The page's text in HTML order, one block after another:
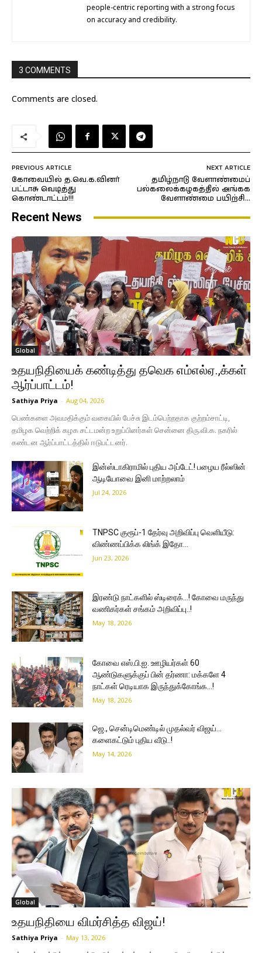
people-centric reporting with a strong focus
on accuracy and credibility.
3 COMMENTS
Comments are closed.
PREVIOUS ARTICLE
கோவையில் த.வெ.க.வினர்
பட்டாசு வெடித்து
கொண்டாட்டம்!!!
NEXT ARTICLE
தமிழ்நாடு வேளாண்மைப்
பல்கலைக்கழகத்தில் அங்கக
வேளாண்மை பயிற்சி…
Recent News
Global
உதயநிதியைக் கண்டித்து தவெக எம்எல்ஏ.,க்கள்
ஆர்ப்பாட்டம்!
Sathiya Priya - Aug 04, 2026
பெண்களை அவமதிக்கும் வகையில் பேச்சு இடம்பெற்றதாக குற்றம்சாட்டி,
தமிழக வெற்றிக் கழக சட்டமன்ற உறுப்பினர்கள் சென்னை திரு.வி.க. நகரில்
கண்டன ஆர்ப்பாட்டத்தில் ஈடுபட்டனர்.
இன்ஸ்டாகிராமில் புதிய அப்டேட்! பழைய ரீல்ஸின்
ஆடியோவை இனி மாற்றலாம்
Jul 24, 2026
TNPSC குரூப்-1 தேர்வு அறிவிப்பு வெளியீடு:
விண்ணப்பிக்க லிங்க் இதோ…
Jun 23, 2026
இரண்டு நாட்களில் ஸ்டிரைக்…! கோவை மருந்து
வணிகர்கள் சங்கம் அறிவிப்பு..!
May 18, 2026
கோவை எஸ்.பி.ஐ. ஊழியர்கள் 60
ஆண்டுகளுக்குப் பின் தர்ணா: மக்களே 4
நாட்கள் ரெடியாக இருந்துக்கோங்க…!
May 18, 2026
ஜெ., சென்டிமெண்டில் முதல்வர் விஜய்…
களைகட்டும் புதிய வீடு..!
May 14, 2026
Global
உதயநிதியை விமர்சித்த விஜய்!
Sathiya Priya - May 13, 2026